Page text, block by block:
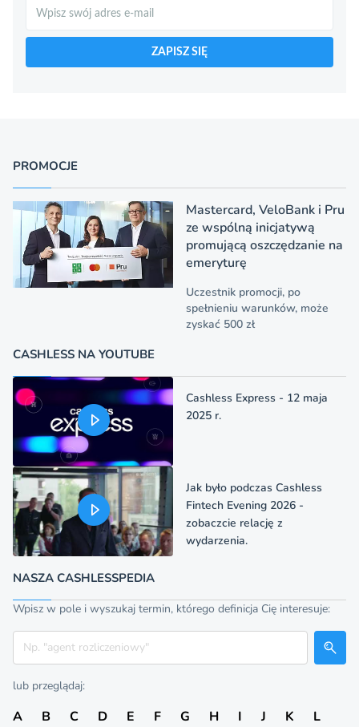
ZAPISZ SIĘ
PROMOCJE
Mastercard, VeloBank i Pru
ze wspólną inicjatywą
promującą oszczędzanie na
emeryturę
Uczestnik promocji, po
spełnieniu warunków, może
zyskać 500 zł
CASHLESS NA YOUTUBE
Cashless Express - 12 maja
2025 r.
Jak było podczas Cashless
Fintech Evening 2026 -
zobaczcie relację z
wydarzenia.
NASZA CASHLESSPEDIA
Wpisz w pole i wyszukaj termin, którego definicja Cię interesuje:
Szukaj
lub przeglądaj:
A B C D E F G H I J K
L